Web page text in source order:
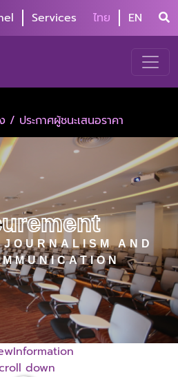
Services ไทย EN
ประกาศผู้ชนะเสนอราคา
AND
down